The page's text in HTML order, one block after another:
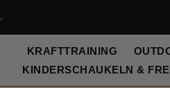
KRAFTTRAINING
KINDERSCHAUKELN &